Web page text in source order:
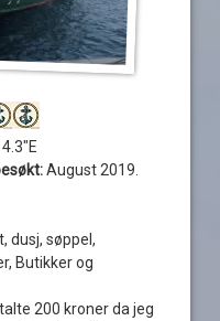
August 2019.
dusj, søppel,
Butikker og
200 kroner da jeg